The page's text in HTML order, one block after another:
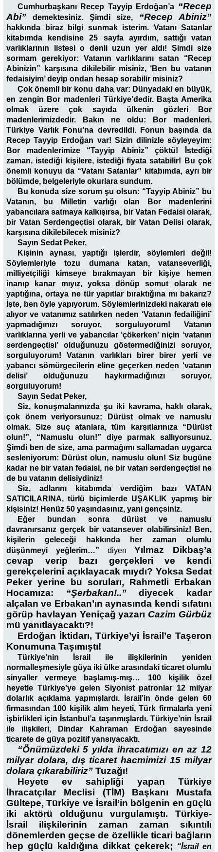
Cumhurbaşkanı Recep Tayyip Erdoğan’a “Recep
Abi”
demektesiniz. Şimdi size, “Recep Abiniz”
hakkında biraz bilgi sunmak isterim. Vatanı Satanlar
kitabımda kendisine 25 sayfa ayırdım, sattığı vatan
varlıklarının listesi o denli uzun yer aldı! Şimdi size
sormam gerekiyor: Vatanın varlıklarını satan “Recep
Abinizin” karşısına dikilebilir misiniz, ‘Ben bu vatanın
fedaisiyim’ deyip ondan hesap sorabilir misiniz?
Çok önemli bir konu daha var: Dünyadaki en büyük,
en zengin Bor madenleri Türkiye’dedir. Başta Amerika
olmak üzere çok sayıda ülkenin gözleri Bor
madenlerimizdedir. Bakın ne oldu: Bor madenleri,
Türkiye Varlık Fonu’na devredildi. Fonun başında da
Recep Tayyip Erdoğan var! Sizin dilinizle söyleyeyim:
Bor madenlerimize “Tayyip Abiniz” çöktü! İstediği
zaman, istediği kişilere, istediği fiyata satabilir! Bu çok
önemli konuyu da “Vatanı Satanlar” kitabımda, ayrı bir
bölümde, belgeleriyle okurlara sundum.
Bu konuda size sorum şu olsun: “Tayyip Abiniz” bu
Vatanın, bu Milletin varlığı olan Bor madenlerini
yabancılara satmaya kalkışırsa, bir Vatan Fedaisi olarak,
bir Vatan Serdengeçtisi olarak, bir Vatan Delisi olarak,
karşısına dikilebilecek misiniz?
Sayın Sedat Peker,
Kişinin aynası, yaptığı işlerdir, söylemleri değil!
Söylemleriyle tozu dumana katan, vatanseverliği,
milliyetçiliği kimseye bırakmayan bir kişiye hemen
inanıp kanar mıyız, yoksa dönüp somut olarak ne
yaptığına, ortaya ne tür yapıtlar bıraktığına mı bakarız?
İşte, ben öyle yapıyorum. Söylemlerinizdeki nakaratı ele
alıyor ve vatanımız satılırken neden ‘Vatanın fedailiğini’
yapmadığınızı soruyor, sorguluyorum! Vatanın
varlıklarına yerli ve yabancılar ‘çökerken’ niçin ‘vatanın
serdengeçtisi’ olduğunuzu göstermediğinizi soruyor,
sorguluyorum! Vatanın varlıkları birer birer yerli ve
yabancı sömürgecilerin eline geçerken neden ‘vatanın
delisi’ olduğunuzu haykırmadığınızı soruyor,
sorguluyorum!
Sayın Sedat Peker,
Siz, konuşmalarınızda şu iki kavrama, haklı olarak,
çok önem veriyorsunuz: Dürüst olmak ve namuslu
olmak. Size suç atanlara, tüm karşıtlarınıza “Dürüst
olun!”, “Namuslu olun!” diye parmak sallıyorsunuz.
Şimdi ben de size, ama parmağımı sallamadan uygarca
sesleniyorum: Dürüst olun, namuslu olun! Siz bugüne
kadar ne bir vatan fedaisi, ne bir vatan serdengeçtisi ne
de bu vatanın delisiydiniz!
Siz, adlarını kitabımda verdiğim bazı VATAN
SATICILARINA, türlü biçimlerde UŞAKLIK yapmış bir
kişisiniz! Henüz 50 yaşındasınız, yani gençsiniz.
Eğer bundan sonra dürüst ve namuslu
davranırsanız gerçek bir vatansever olabilirsiniz! Ben,
kişilerin geleceği hakkında her zaman olumlu
düşünmeyi yeğlerim…” diyen Yılmaz Dikbaş’a
cevap verip bazı gerçekleri ve kendi
gerekçelerini açıklayacak mıydı? Yoksa Sedat
Peker yerine bu soruları, Rahmetli Erbakan
Hocamıza: “Şerbakan!..”diyecek kadar
alçalan ve Erbakan’ın aynasında kendi sıfatını
görüp havlayan Yeniçağ yazarı Cazim Gürbüz
mü yanıtlayacaktı?!
Erdoğan İktidarı, Türkiye’yi İsrail’e Taşeron
Konumuna Taşımıştı!
Türkiye’nin İsrail ile ilişkilerinin yeniden
normalleşmesiyle güya iki ülke arasındaki ticaret olumlu
sinyaller vermeye başlamış-mış… 100 kişilik özel
heyetle Türkiye’ye gelen Siyonist patronlar 12 milyar
dolarlık açıklama yapmışlardı. İsrail’in önde gelen 60
firmasından 100 kişilik alım heyeti, Türk firmalarla yeni
işbirlikleri için İstanbul’a taşınmışlardı. Türkiye’nin İsrail
ile ilişkileri, Dindar Kahraman Erdoğan sayesinde
ticarete de güya pozitif yansıyacaktı.
“Önümüzdeki 5 yılda ihracatımızı en az 12
milyar dolara, dış ticaret hacmimizi 15 milyar
dolara çıkarabiliriz” Tuzağı!
Heyete ev sahipliği yapan Türkiye
İhracatçılar Meclisi (TİM) Başkanı Mustafa
Gültepe, Türkiye ve İsrail’in bölgenin en güçlü
iki aktörü olduğunu vurgulamıştı. Türkiye-
İsrail ilişkilerinin zaman zaman sıkıntılı
dönemlerden geçse de özellikle ticari bağların
hep güçlü kaldığına dikkat çekerek;
“İsrail en